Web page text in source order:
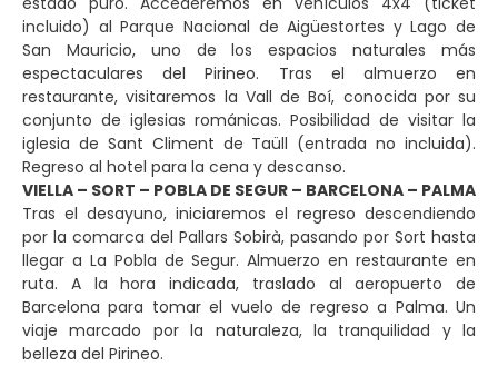
incluido) al Parque Nacional de Aigüestortes y Lago de
San Mauricio, uno de los espacios naturales más
espectaculares del Pirineo. Tras el almuerzo en
restaurante, visitaremos la Vall de Boí, conocida por su
conjunto de iglesias románicas. Posibilidad de visitar la
iglesia de Sant Climent de Taüll (entrada no incluida).
Regreso al hotel para la cena y descanso.
VIELLA – SORT – POBLA DE SEGUR – BARCELONA – PALMA
Tras el desayuno, iniciaremos el regreso descendiendo
por la comarca del Pallars Sobirà, pasando por Sort hasta
llegar a La Pobla de Segur. Almuerzo en restaurante en
ruta. A la hora indicada, traslado al aeropuerto de
Barcelona para tomar el vuelo de regreso a Palma. Un
viaje marcado por la naturaleza, la tranquilidad y la
belleza del Pirineo.